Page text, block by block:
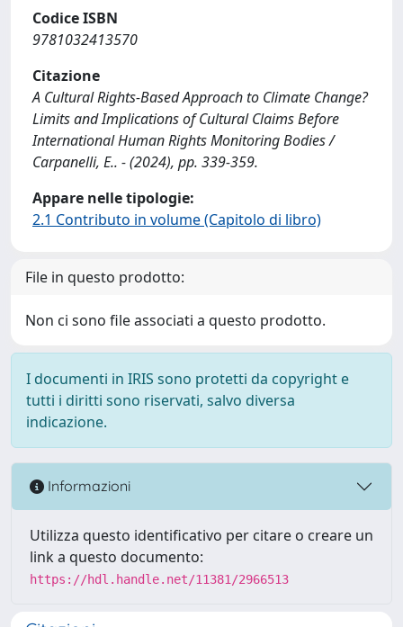
Codice ISBN
9781032413570
Citazione
A Cultural Rights-Based Approach to Climate Change?
Limits and Implications of Cultural Claims Before
International Human Rights Monitoring Bodies /
Carpanelli, E.. - (2024), pp. 339-359.
Appare nelle tipologie:
2.1 Contributo in volume (Capitolo di libro)
File in questo prodotto:
Non ci sono file associati a questo prodotto.
I documenti in IRIS sono protetti da copyright e
tutti i diritti sono riservati, salvo diversa
indicazione.
Informazioni
Utilizza questo identificativo per citare o creare un
link a questo documento:
https://hdl.handle.net/11381/2966513